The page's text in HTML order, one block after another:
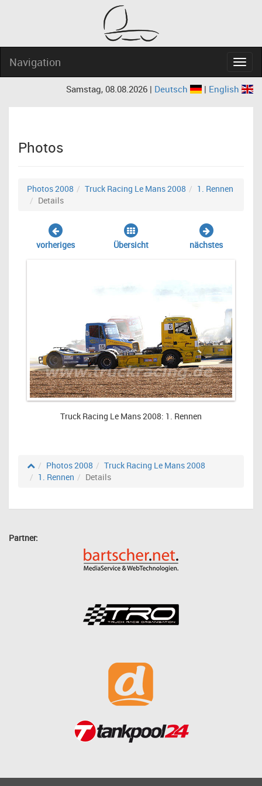
Navigation
Samstag, 08.08.2026 | Deutsch | English
Photos
Photos 2008 Truck Racing Le Mans 2008
1. Rennen
Details
vorheriges Übersicht nächstes
Truck Racing Le Mans 2008: 1. Rennen
Photos 2008
Truck Racing Le Mans 2008
1. Rennen
Details
Partner: